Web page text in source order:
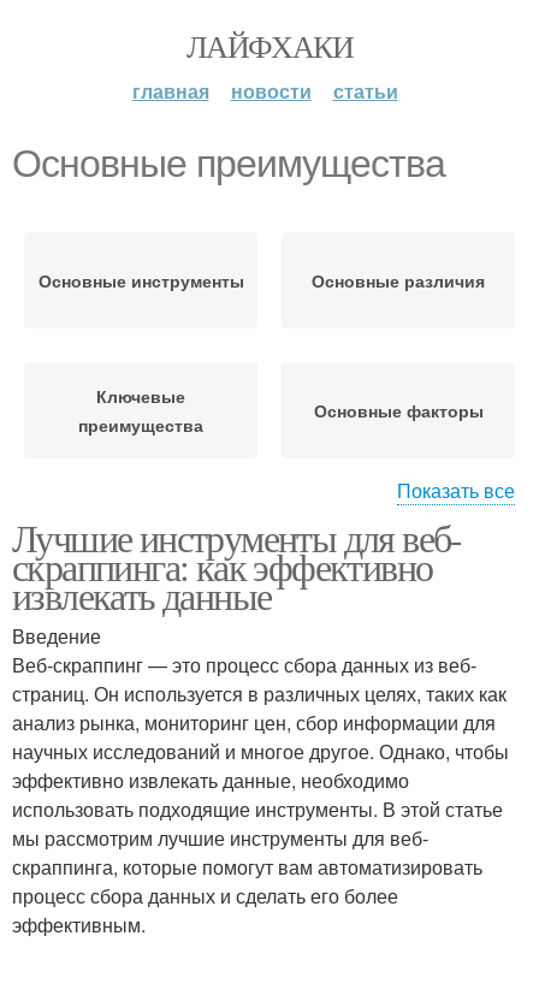
ЛАЙФХАКИ
главная новости статьи
Основные преимущества
Основные инструменты Основные различия
Ключевые
преимущества
Основные факторы
Основные варианты Основные случаи
Основные типы Основные критерии
Основные причины Основное различие
Основные вызовы
Показать все
Лучшие инструменты для веб-
скраппинга: как эффективно
извлекать данные
Введение
Веб-скраппинг — это процесс сбора данных из веб-
страниц. Он используется в различных целях, таких как
анализ рынка, мониторинг цен, сбор информации для
научных исследований и многое другое. Однако, чтобы
эффективно извлекать данные, необходимо
использовать подходящие инструменты. В этой статье
мы рассмотрим лучшие инструменты для веб-
скраппинга, которые помогут вам автоматизировать
процесс сбора данных и сделать его более
эффективным.